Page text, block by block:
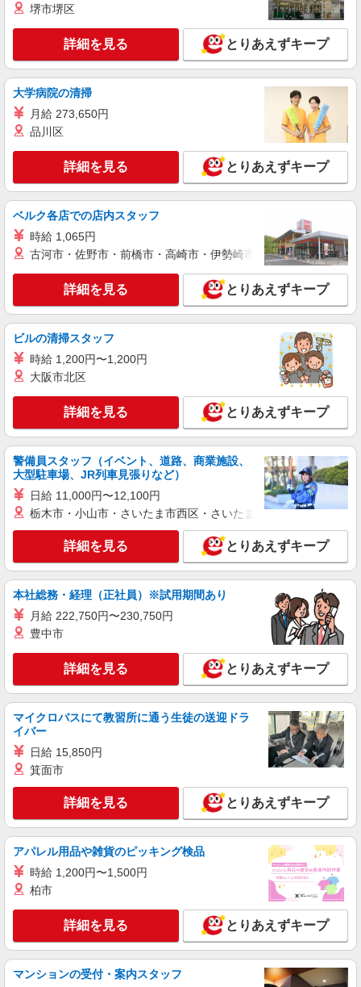
堺市堺区
詳細を見る とりあえずキープ
大学病院の清掃
月給 273,650円
品川区
詳細を見る とりあえずキープ
ベルク各店での店内スタッフ
時給 1,065円
古河市・佐野市・前橋市・高崎市・伊勢崎市・太田市・館林市
詳細を見る とりあえずキープ
ビルの清掃スタッフ
時給 1,200円〜1,200円
大阪市北区
詳細を見る とりあえずキープ
警備員スタッフ（イベント、道路、商業施設、
大型駐車場、JR列車見張りなど）
日給 11,000円〜12,100円
栃木市・小山市・さいたま市西区・さいたま市岩槻区・久喜市・
詳細を見る とりあえずキープ
本社総務・経理（正社員）※試用期間あり
月給 222,750円〜230,750円
豊中市
詳細を見る とりあえずキープ
マイクロバスにて教習所に通う生徒の送迎ドラ
イバー
日給 15,850円
箕面市
詳細を見る とりあえずキープ
アパレル用品や雑貨のピッキング検品
時給 1,200円〜1,500円
柏市
詳細を見る とりあえずキープ
マンションの受付・案内スタッフ